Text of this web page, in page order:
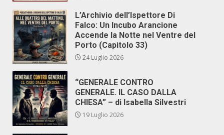
L’Archivio dell’Ispettore Di
Falco: Un Incubo Arancione
Accende la Notte nel Ventre del
Porto (Capitolo 33)
24 Luglio 2026
“GENERALE CONTRO
GENERALE. IL CASO DALLA
CHIESA” – di Isabella Silvestri
19 Luglio 2026